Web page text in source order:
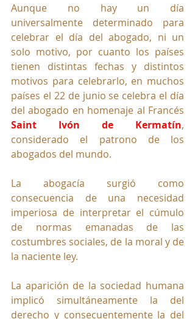
Aunque no hay un día
universalmente determinado para
celebrar el día del abogado, ni un
solo motivo, por cuanto los países
tienen distintas fechas y distintos
motivos para celebrarlo, en muchos
países el 22 de junio se celebra el día
Saint Ivón de Kermatín,
considerado el patrono de los
abogados del mundo.
La abogacía surgió como
consecuencia de una necesidad
imperiosa de interpretar el cúmulo
de normas emanadas de las
costumbres sociales, de la moral y de
la naciente ley.
La aparición de la sociedad humana
implicó simultáneamente la del
derecho y consecuentemente la del